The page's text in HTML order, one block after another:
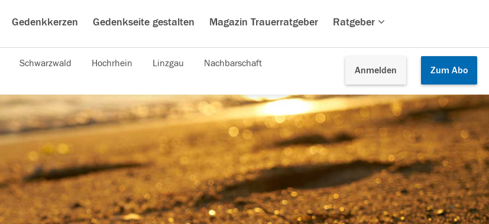
Gedenkkerzen Gedenkseite gestalten Magazin Trauerratgeber Ratgeber
Anmelden Zum Abo
Schwarzwald Hochrhein Linzgau Nachbarschaft